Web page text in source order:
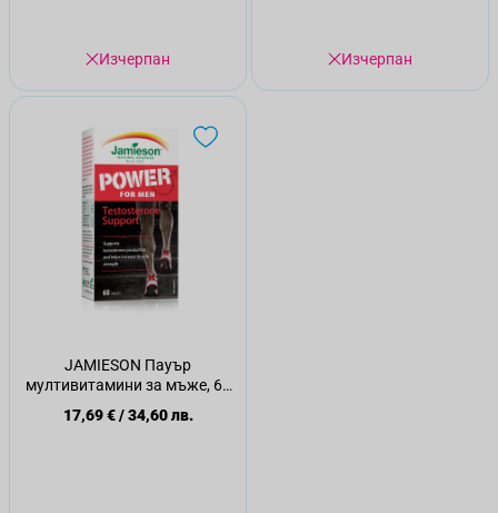
Изчерпан Изчерпан
JAMIESON Пауър
мултивитамини за мъже, 60
17,69 €/34,60 лв.